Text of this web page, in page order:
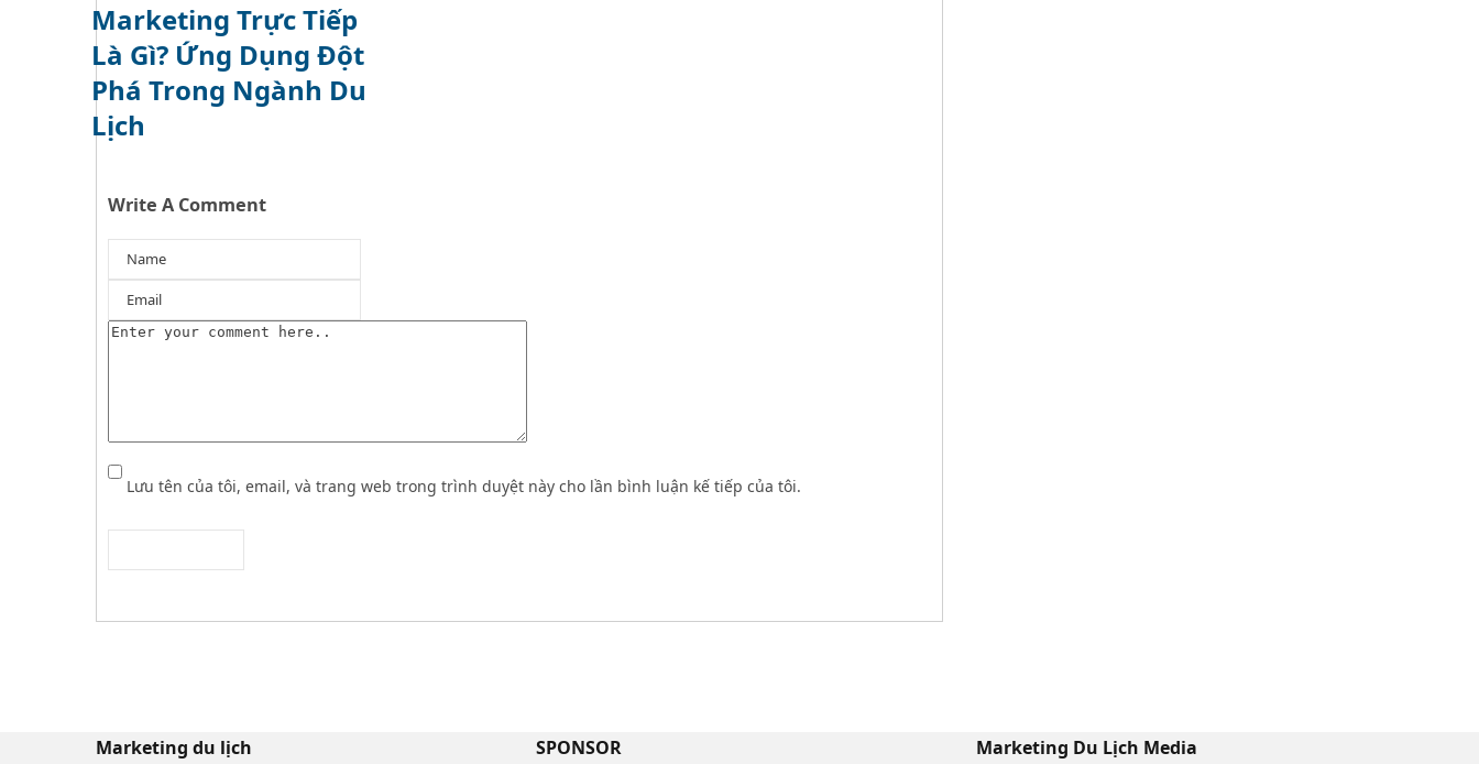
Marketing Trực Tiếp
Là Gì? Ứng Dụng Đột
Phá Trong Ngành Du
Lịch
Write A Comment
Lưu tên của tôi, email, và trang web trong trình duyệt này cho lần bình luận kế tiếp của tôi.
Marketing du lịch SPONSOR Marketing Du Lịch Media